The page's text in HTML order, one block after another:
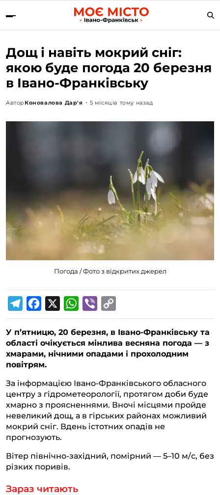
Дощ і навіть мокрий сніг:
якою буде погода 20 березня
в Івано-Франківську
Автор Коновалова Дар'я 5 місяців тому назад
Погода / Фото з відкритих джерел
e
l
e
g
a
m
a
c
e
b
o
k
W
h
a
t
p
p
i
b
e
o
p
y
n
k
У п’ятницю, 20 березня, в Івано-Франківську та
області очікується мінлива весняна погода — з
хмарами, нічними опадами і прохолодним
повітрям.
За інформацією Івано-Франківського обласного
центру з гідрометеорології, протягом доби буде
хмарно з проясненнями. Вночі місцями пройде
невеликий дощ, а в гірських районах можливий
мокрий сніг. Вдень істотних опадів не
прогнозують.
Вітер північно-західний, помірний — 5–10 м/с, без
різких поривів.
Зараз читають